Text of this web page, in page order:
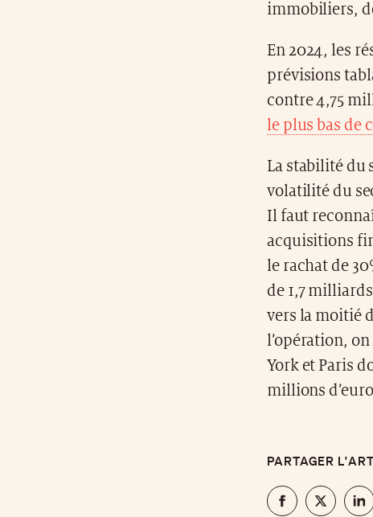
immobiliers,
En 2024, les
prévisions
contre 4,75
le plus bas de
La stabilité
volatilité du
Il faut
acquisitions
le rachat de
de 1,7
vers la moitié
l’opération,
York et Paris
millions
PARTAGER